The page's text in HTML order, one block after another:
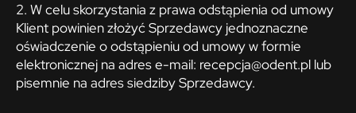
2. W celu skorzystania z prawa odstąpienia od umowy
Klient powinien złożyć Sprzedawcy jednoznaczne
oświadczenie o odstąpieniu od umowy w formie
elektronicznej na adres e-mail: recepcja@odent.pl lub
pisemnie na adres siedziby Sprzedawcy.